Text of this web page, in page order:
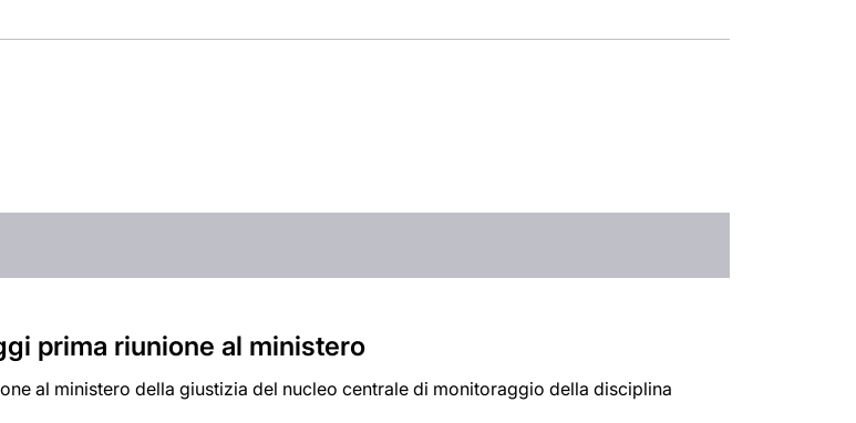
prima riunione al ministero
al ministero della giustizia del nucleo centrale di monitoraggio della disciplina